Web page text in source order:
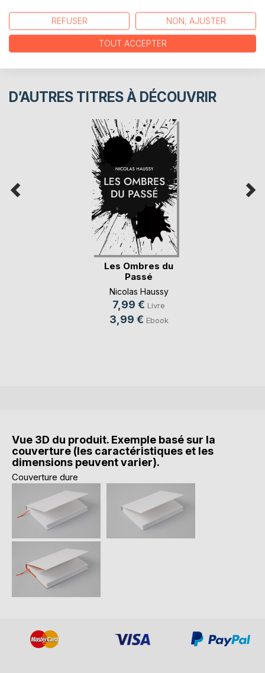
D’AUTRES TITRES À DÉCOUVRIR
Les Ombres du
Passé
Nicolas Haussy
7,99 € Livre
3,99 € Ebook
Vue 3D du produit. Exemple basé sur la
couverture (les caractéristiques et les
dimensions peuvent varier).
Couverture dure
REFUSER NON, AJUSTER
TOUT ACCEPTER